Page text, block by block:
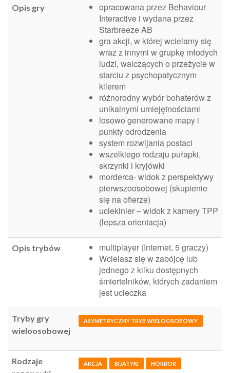
Opis gry
opracowana przez Behaviour
Interactive i wydana przez
Starbreeze AB
gra akcji, w której wcielamy się
wraz z innymi w grupkę młodych
ludzi, walczących o przeżycie w
starciu z psychopatycznym
kilerem
różnorodny wybór bohaterów z
unikalnymi umiejętnościami
losowo generowane mapy i
punkty odrodzenia
system rozwijania postaci
wszelkiego rodzaju pułapki,
skrzynki i kryjówki
morderca- widok z perspektywy
pierwszoosobowej (skupienie
się na ofierze)
uciekinier – widok z kamery TPP
(lepsza orientacja)
Opis trybów
multiplayer (Internet, 5 graczy)
Wcielasz się w zabójcę lub
jednego z kilku dostępnych
śmiertelników, których zadaniem
jest ucieczka
Tryby gry
wieloosobowej
ASYMETRYCZNY TRYB WIELOOSOBOWY
Rodzaje
AKCJA BIJATYKI HORROR